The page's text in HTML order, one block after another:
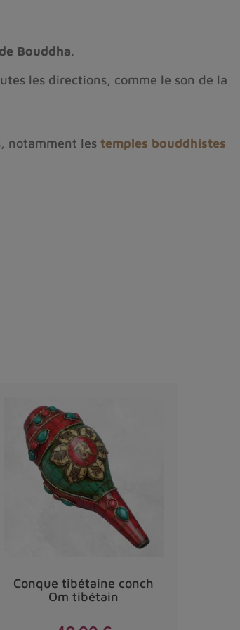
Bouddha.
les directions, comme le son de la
notamment les temples bouddhistes
Conque tibétaine conch
Om tibétain